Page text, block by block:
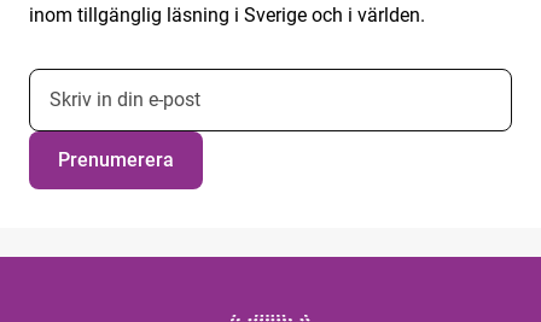
inom tillgänglig läsning i Sverige och i världen.
E-postadress nyhetsbrevsprenumeration
Prenumerera